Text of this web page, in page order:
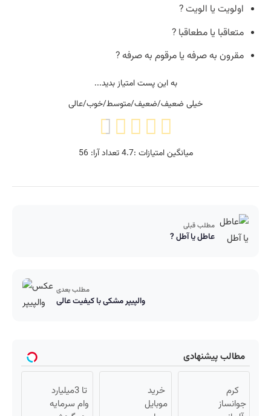
اولویت یا الویت ?
متعاقبا یا مطعاقبا ?
مقرون به صرفه یا مرقوم به صرفه ?
به این پست امتیاز بدید...
خیلی ضعیف/ضعیف/متوسط/خوب/عالی
میانگین امتیازات :4.7تعداد آرا:56
مطلب قبلی
عاطل یا آطل ?
مطلب بعدی
والپیپر مشکی با کیفیت عالی
مطالب پیشنهادی
کرم
جوانساز
خرید
موبایل
تا 3میلیارد
وام سرمایه